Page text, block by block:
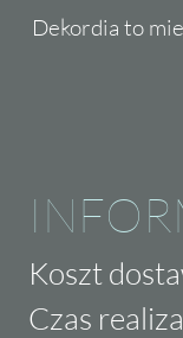
Dekordia to
Koszt
Czas